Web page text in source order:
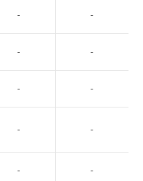
- -
- -
- -
- -
- -